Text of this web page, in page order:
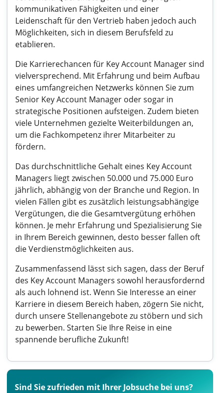
kommunikativen Fähigkeiten und einer
Leidenschaft für den Vertrieb haben jedoch auch
Möglichkeiten, sich in diesem Berufsfeld zu
etablieren.
Die Karrierechancen für Key Account Manager sind
vielversprechend. Mit Erfahrung und beim Aufbau
eines umfangreichen Netzwerks können Sie zum
Senior Key Account Manager oder sogar in
strategische Positionen aufsteigen. Zudem bieten
viele Unternehmen gezielte Weiterbildungen an,
um die Fachkompetenz ihrer Mitarbeiter zu
fördern.
Das durchschnittliche Gehalt eines Key Account
Managers liegt zwischen 50.000 und 75.000 Euro
jährlich, abhängig von der Branche und Region. In
vielen Fällen gibt es zusätzlich leistungsabhängige
Vergütungen, die die Gesamtvergütung erhöhen
können. Je mehr Erfahrung und Spezialisierung Sie
in Ihrem Bereich gewinnen, desto besser fallen oft
die Verdienstmöglichkeiten aus.
Zusammenfassend lässt sich sagen, dass der Beruf
des Key Account Managers sowohl herausfordernd
als auch lohnend ist. Wenn Sie Interesse an einer
Karriere in diesem Bereich haben, zögern Sie nicht,
durch unsere Stellenangebote zu stöbern und sich
zu bewerben. Starten Sie Ihre Reise in eine
spannende berufliche Zukunft!
Sind Sie zufrieden mit Ihrer Jobsuche bei uns?